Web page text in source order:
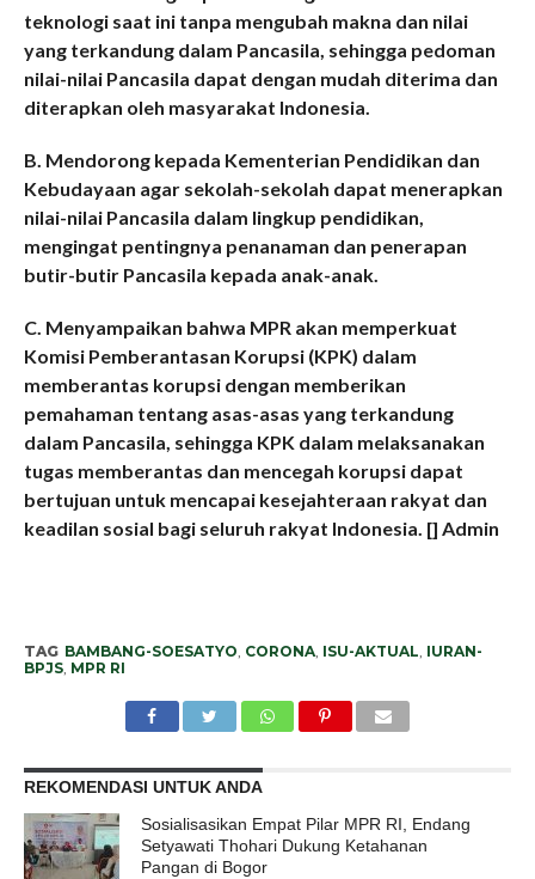
teknologi saat ini tanpa mengubah makna dan nilai
yang terkandung dalam Pancasila, sehingga pedoman
nilai-nilai Pancasila dapat dengan mudah diterima dan
diterapkan oleh masyarakat Indonesia.
B. Mendorong kepada Kementerian Pendidikan dan
Kebudayaan agar sekolah-sekolah dapat menerapkan
nilai-nilai Pancasila dalam lingkup pendidikan,
mengingat pentingnya penanaman dan penerapan
butir-butir Pancasila kepada anak-anak.
C. Menyampaikan bahwa MPR akan memperkuat
Komisi Pemberantasan Korupsi (KPK) dalam
memberantas korupsi dengan memberikan
pemahaman tentang asas-asas yang terkandung
dalam Pancasila, sehingga KPK dalam melaksanakan
tugas memberantas dan mencegah korupsi dapat
bertujuan untuk mencapai kesejahteraan rakyat dan
keadilan sosial bagi seluruh rakyat Indonesia. [] Admin
TAG BAMBANG-SOESATYO, CORONA, ISU-AKTUAL, IURAN-
BPJS, MPR RI
REKOMENDASI UNTUK ANDA
Sosialisasikan Empat Pilar MPR RI, Endang
Setyawati Thohari Dukung Ketahanan
Pangan di Bogor